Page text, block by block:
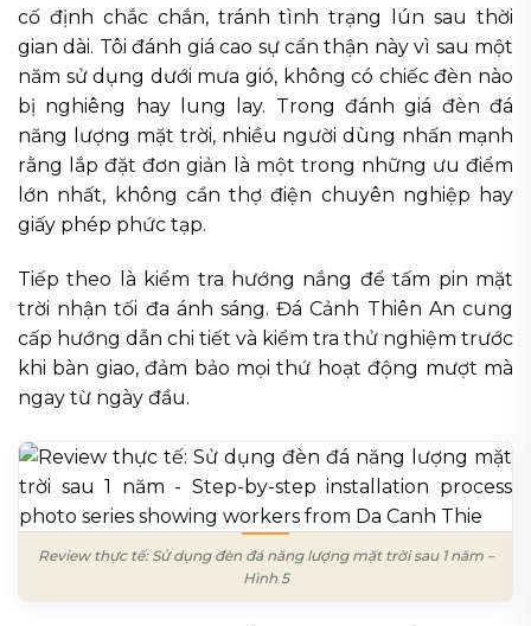
cố định chắc chắn, tránh tình trạng lún sau thời
gian dài. Tôi đánh giá cao sự cẩn thận này vì sau một
năm sử dụng dưới mưa gió, không có chiếc đèn nào
bị nghiêng hay lung lay. Trong đánh giá đèn đá
năng lượng mặt trời, nhiều người dùng nhấn mạnh
rằng lắp đặt đơn giản là một trong những ưu điểm
lớn nhất, không cần thợ điện chuyên nghiệp hay
giấy phép phức tạp.
Tiếp theo là kiểm tra hướng nắng để tấm pin mặt
trời nhận tối đa ánh sáng. Đá Cảnh Thiên An cung
cấp hướng dẫn chi tiết và kiểm tra thử nghiệm trước
khi bàn giao, đảm bảo mọi thứ hoạt động mượt mà
ngay từ ngày đầu.
Review thực tế: Sử dụng đèn đá năng lượng mặt trời sau 1 năm –
Hình 5